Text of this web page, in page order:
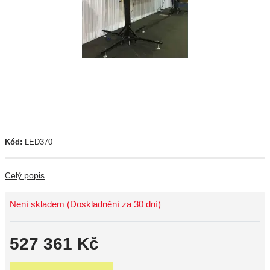
Kód: LED370
Celý popis
Není skladem (Doskladnění za 30 dní)
527 361 Kč